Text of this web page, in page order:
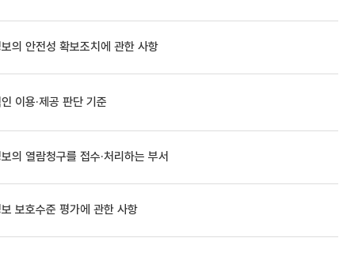
의 안전성 확보조치에 관한 사항
이용·제공 판단 기준
의 열람청구를 접수·처리하는 부서
보호수준 평가에 관한 사항